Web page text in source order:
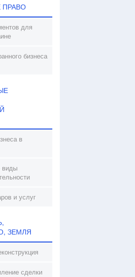
для
бизнеса
в
виды
и услуг
ЗЕМЛЯ
сделки